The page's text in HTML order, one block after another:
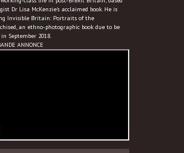
Dr Lisa McKenzie's acclaimed book. He is
Invisible Britain: Portraits of the
an ethno-photographic book due to be
September 2018.
ANNONCE